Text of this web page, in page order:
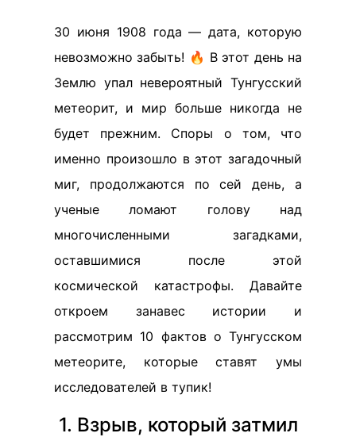
30 июня 1908 года — дата, которую
невозможно забыть! 🔥 В этот день на
Землю упал невероятный Тунгусский
метеорит, и мир больше никогда не
будет прежним. Споры о том, что
именно произошло в этот загадочный
миг, продолжаются по сей день, а
ученые ломают голову над
многочисленными загадками,
оставшимися после этой
космической катастрофы. Давайте
откроем занавес истории и
рассмотрим 10 фактов о Тунгусском
метеорите, которые ставят умы
исследователей в тупик!
1. Взрыв, который затмил